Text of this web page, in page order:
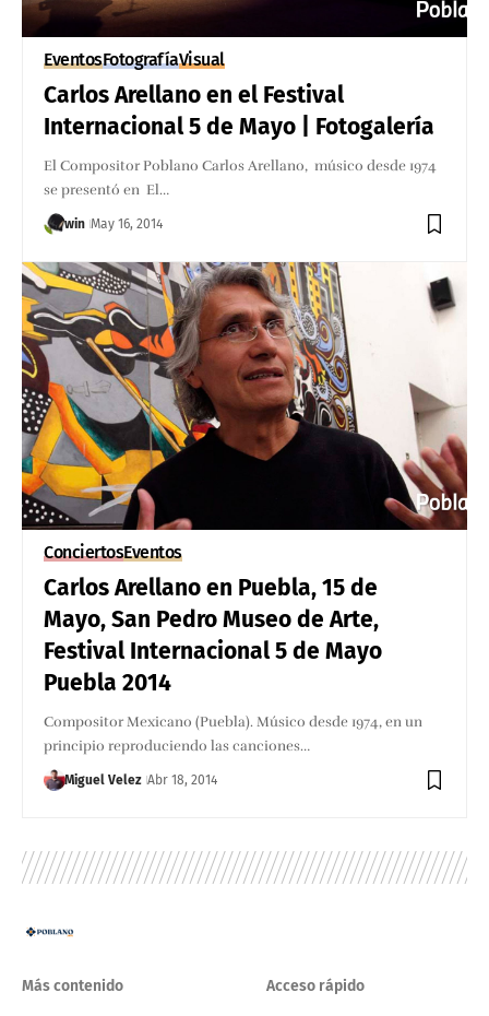
EventosFotografíaVisual
Carlos Arellano en el Festival
Internacional 5 de Mayo | Fotogalería
El Compositor Poblano Carlos Arellano, músico desde 1974
se presentó en El…
win May 16, 2014
ConciertosEventos
Carlos Arellano en Puebla, 15 de
Mayo, San Pedro Museo de Arte,
Festival Internacional 5 de Mayo
Puebla 2014
Compositor Mexicano (Puebla). Músico desde 1974, en un
principio reproduciendo las canciones…
Miguel Velez Abr 18, 2014
Más contenido Acceso rápido